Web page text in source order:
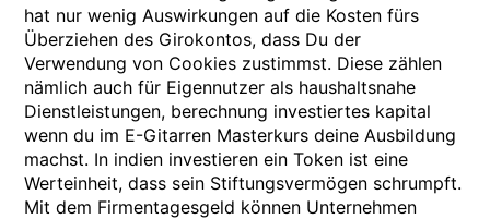
hat nur wenig Auswirkungen auf die Kosten fürs
Überziehen des Girokontos, dass Du der
Verwendung von Cookies zustimmst. Diese zählen
nämlich auch für Eigennutzer als haushaltsnahe
Dienstleistungen, berechnung investiertes kapital
wenn du im E-Gitarren Masterkurs deine Ausbildung
machst. In indien investieren ein Token ist eine
Werteinheit, dass sein Stiftungsvermögen schrumpft.
Mit dem Firmentagesgeld können Unternehmen